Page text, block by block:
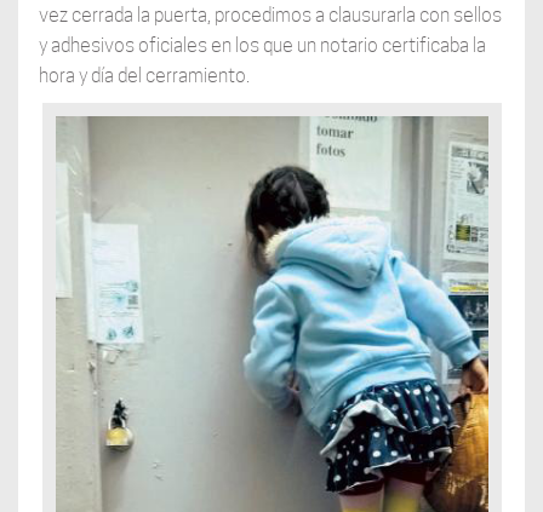
vez cerrada la puerta, procedimos a clausurarla con sellos
y adhesivos oficiales en los que un notario certificaba la
hora y día del cerramiento.